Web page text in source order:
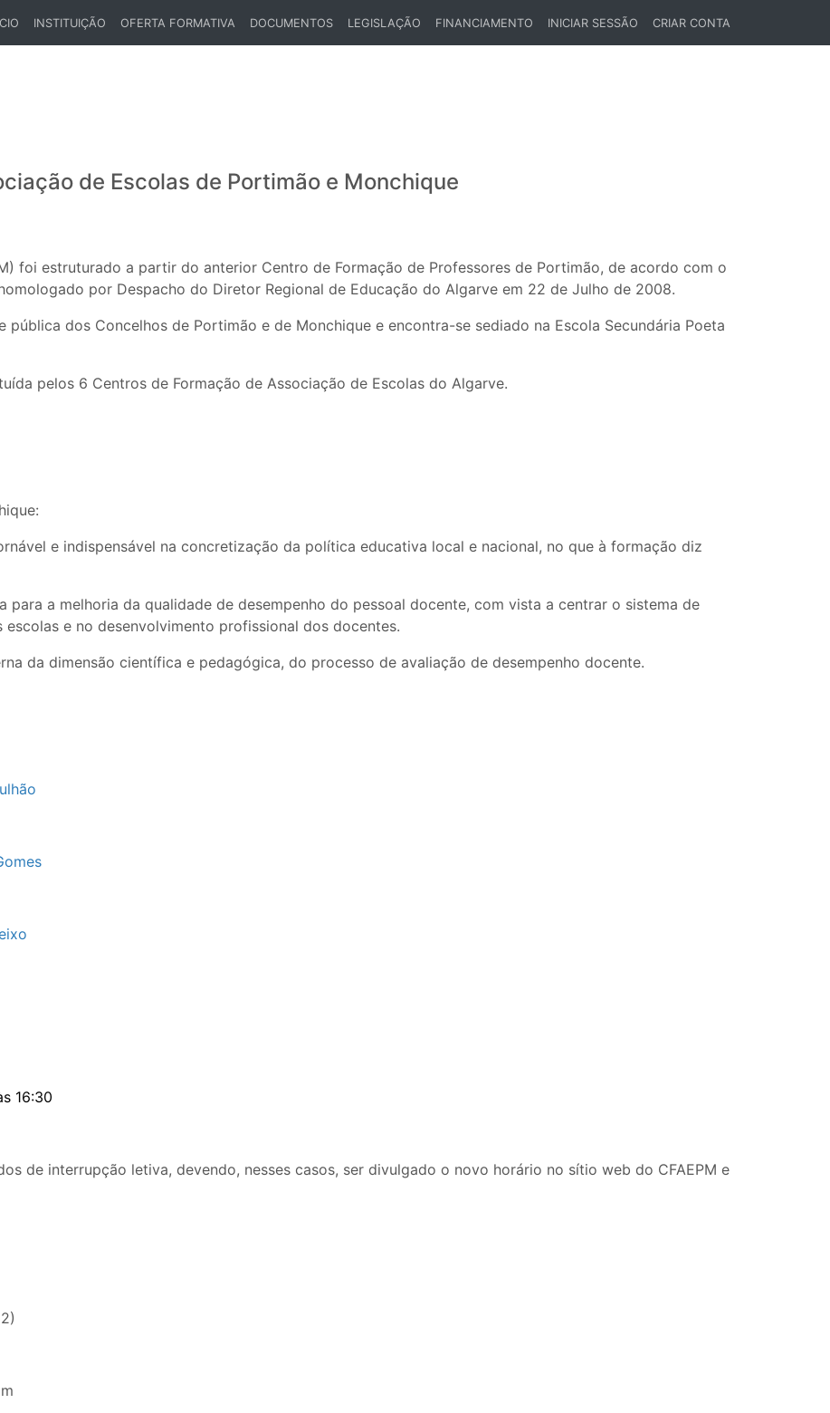
INSTITUIÇÃO OFERTA FORMATIVA DOCUMENTOS LEGISLAÇÃO FINANCIAMENTO INICIAR SESSÃO CRIAR CONTA
de Escolas de Portimão e Monchique
foi estruturado a partir do anterior Centro de Formação de Professores de Portimão, de acordo com o
por Despacho do Diretor Regional de Educação do Algarve em 22 de Julho de 2008.
dos Concelhos de Portimão e de Monchique e encontra-se sediado na Escola Secundária Poeta
pelos 6 Centros de Formação de Associação de Escolas do Algarve.
e indispensável na concretização da política educativa local e nacional, no que à formação diz
para a melhoria da qualidade de desempenho do pessoal docente, com vista a centrar o sistema de
e no desenvolvimento profissional dos docentes.
da dimensão científica e pedagógica, do processo de avaliação de desempenho docente.
16:30
de interrupção letiva, devendo, nesses casos, ser divulgado o novo horário no sítio web do CFAEPM e